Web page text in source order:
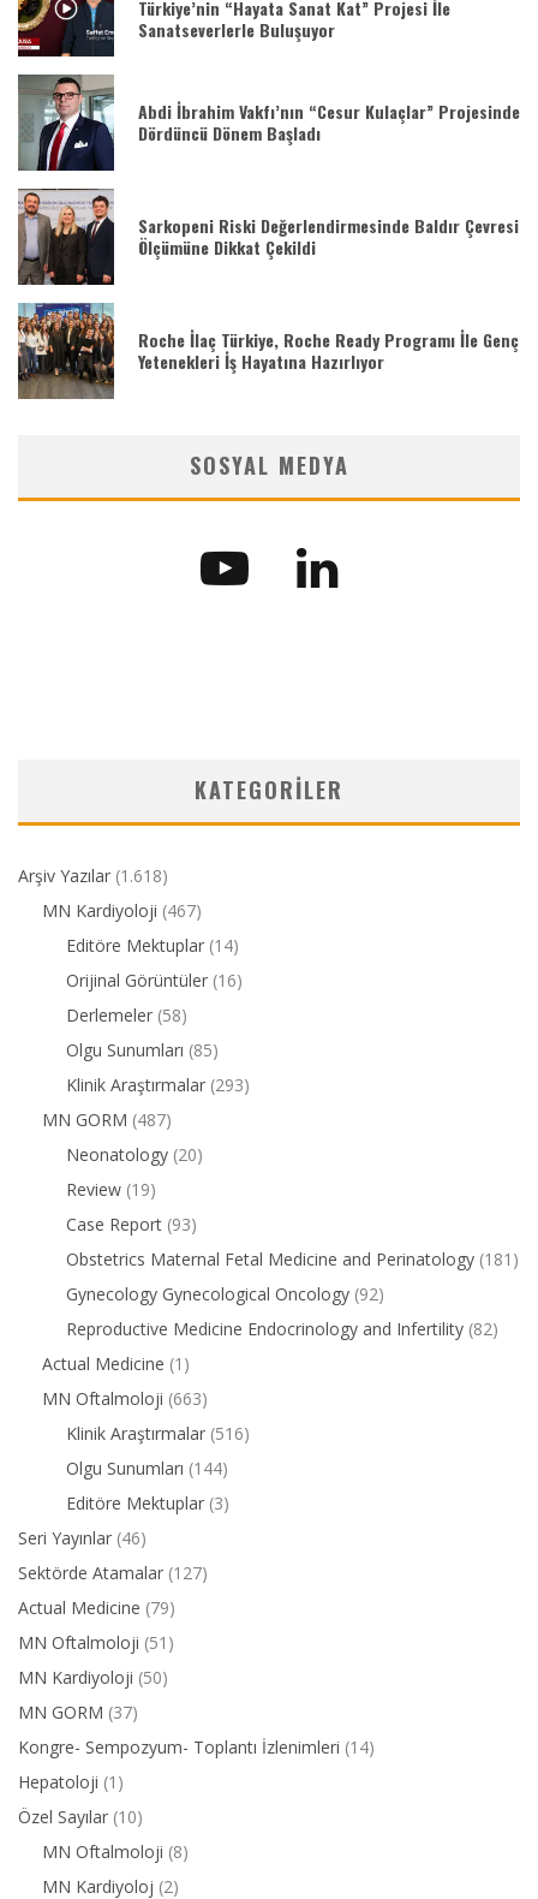
Türkiye’nin “Hayata Sanat Kat” Projesi İle
Sanatseverlerle Buluşuyor
Abdi İbrahim Vakfı’nın “Cesur Kulaçlar” Projesinde
Dördüncü Dönem Başladı
Sarkopeni Riski Değerlendirmesinde Baldır Çevresi
Ölçümüne Dikkat Çekildi
Roche İlaç Türkiye, Roche Ready Programı İle Genç
Yetenekleri İş Hayatına Hazırlıyor
SOSYAL MEDYA
KATEGORILER
Arşiv Yazılar (1.618)
MN Kardiyoloji (467)
Editöre Mektuplar (14)
Orijinal Görüntüler (16)
Derlemeler (58)
Olgu Sunumları (85)
Klinik Araştırmalar (293)
MN GORM (487)
Neonatology (20)
Review (19)
Case Report (93)
Obstetrics Maternal Fetal Medicine and Perinatology (181)
Gynecology Gynecological Oncology (92)
Reproductive Medicine Endocrinology and Infertility (82)
Actual Medicine (1)
MN Oftalmoloji (663)
Klinik Araştırmalar (516)
Olgu Sunumları (144)
Editöre Mektuplar (3)
Seri Yayınlar (46)
Sektörde Atamalar (127)
Actual Medicine (79)
MN Oftalmoloji (51)
MN Kardiyoloji (50)
MN GORM (37)
Kongre- Sempozyum- Toplantı İzlenimleri (14)
Hepatoloji (1)
Özel Sayılar (10)
MN Oftalmoloji (8)
MN Kardiyoloj (2)